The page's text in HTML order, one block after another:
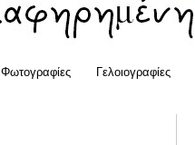
Φωτογραφίες Γελοιογραφίες